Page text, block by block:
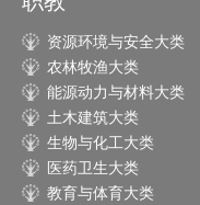
资源环境与安全大类
农林牧渔大类
能源动力与材料大类
土木建筑大类
生物与化工大类
医药卫生大类
教育与体育大类